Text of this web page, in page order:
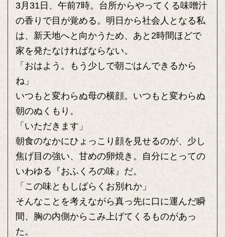
3月31日、午前7時。台所からやってくる味噌汁
の香りで目が覚める。明日から社会人となる私
は、新天地へと向かうため、あと2時間ほどで
家を発たなければならない。
「おはよう。もう少しで朝ごはんできるから
ね」
いつもと変わらぬ母の横顔。いつもと変わらぬ
朝のぬくもり。
「いただきます」
朝食のなかにひょっこり顔を見せるのが、少し
焦げ目の強い、甘めの卵焼き。自分にとっての
いわゆる『おふくろの味』だ。
「この味ともしばらくお別れか」
そんなことを考えながら真っ先に口に運んだ瞬
間、胸の内側からこみ上げてくるものがあっ
た。